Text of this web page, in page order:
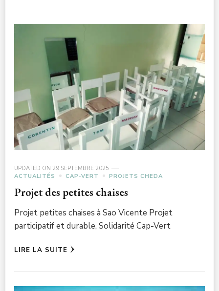
UPDATED ON 29 SEPTEMBRE 2025
ACTUALITÉS
CAP-VERT PROJETS CHEDA
Projet des petites chaises
Projet petites chaises à Sao Vicente Projet
participatif et durable, Solidarité Cap-Vert
LIRE LA SUITE